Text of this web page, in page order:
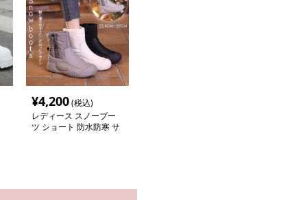
¥4,200(税込)
レディース スノーブー
ツ ショート 防水防寒 サ